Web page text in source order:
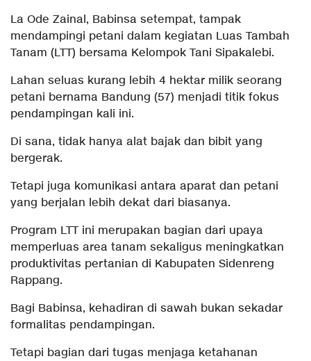
La Ode Zainal, Babinsa setempat, tampak
mendampingi petani dalam kegiatan Luas Tambah
Tanam (LTT) bersama Kelompok Tani Sipakalebi.
Lahan seluas kurang lebih 4 hektar milik seorang
petani bernama Bandung (57) menjadi titik fokus
pendampingan kali ini.
Di sana, tidak hanya alat bajak dan bibit yang
bergerak.
Tetapi juga komunikasi antara aparat dan petani
yang berjalan lebih dekat dari biasanya.
Program LTT ini merupakan bagian dari upaya
memperluas area tanam sekaligus meningkatkan
produktivitas pertanian di Kabupaten Sidenreng
Rappang.
Bagi Babinsa, kehadiran di sawah bukan sekadar
formalitas pendampingan.
Tetapi bagian dari tugas menjaga ketahanan